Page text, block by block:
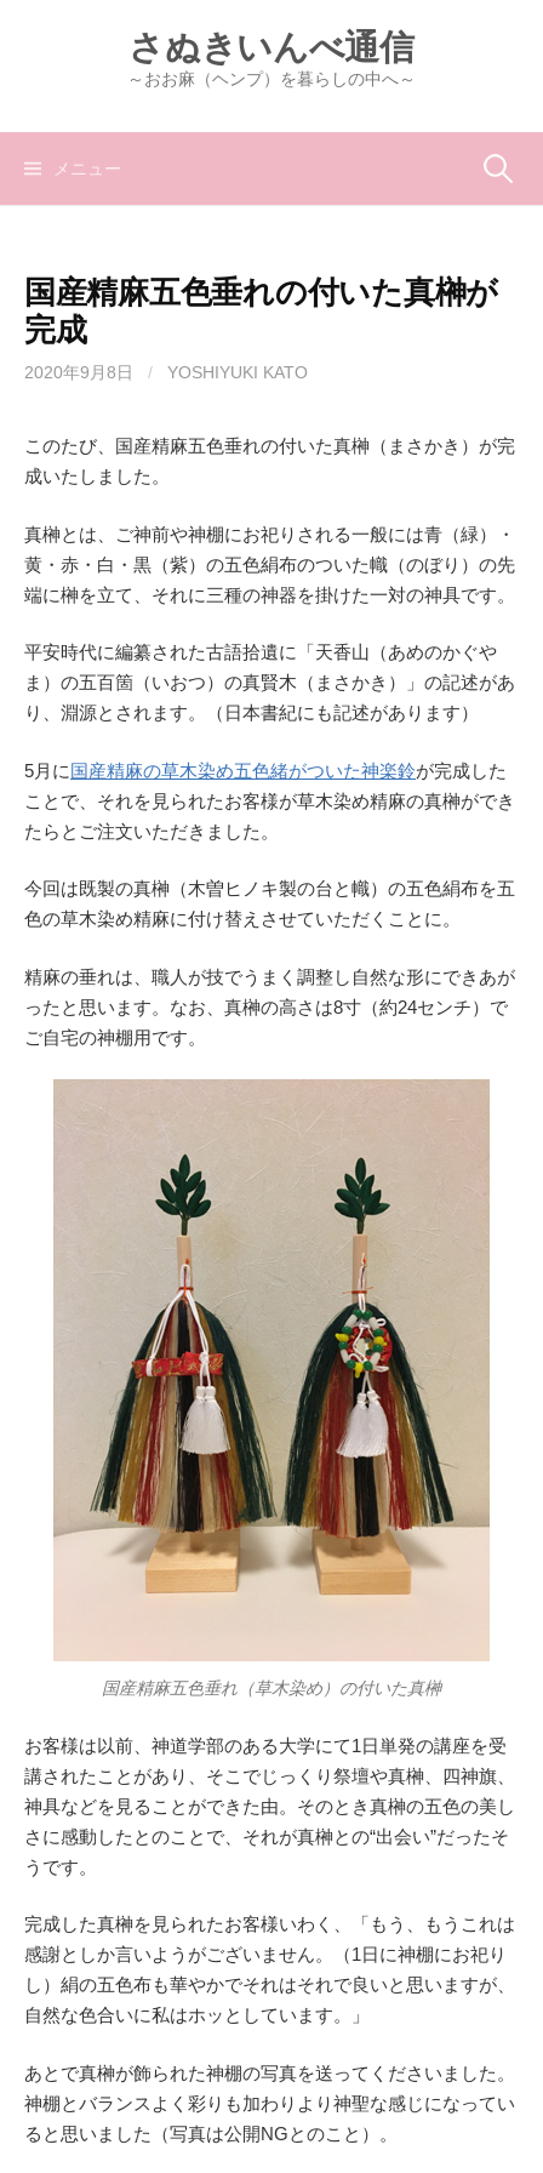
ツ
さぬきいんべ通信
～おお麻（ヘンプ）を暮らしの中へ～
メニュー 検
国産精麻五色垂れの付いた真榊が
完成
2020年9月8日 / YOSHIYUKI KATO
このたび、国産精麻五色垂れの付いた真榊（まさかき）が完
成いたしました。
真榊とは、ご神前や神棚にお祀りされる一般には青（緑）・
黄・赤・白・黒（紫）の五色絹布のついた幟（のぼり）の先
端に榊を立て、それに三種の神器を掛けた一対の神具です。
平安時代に編纂された古語拾遺に「天香山（あめのかぐや
ま）の五百箇（いおつ）の真賢木（まさかき）」の記述があ
り、淵源とされます。（日本書紀にも記述があります）
5月に国産精麻の草木染め五色緒がついた神楽鈴が完成した
ことで、それを見られたお客様が草木染め精麻の真榊ができ
たらとご注文いただきました。
今回は既製の真榊（木曽ヒノキ製の台と幟）の五色絹布を五
色の草木染め精麻に付け替えさせていただくことに。
精麻の垂れは、職人が技でうまく調整し自然な形にできあが
ったと思います。なお、真榊の高さは8寸（約24センチ）で
ご自宅の神棚用です。
国産精麻五色垂れ（草木染め）の付いた真榊
お客様は以前、神道学部のある大学にて1日単発の講座を受
講されたことがあり、そこでじっくり祭壇や真榊、四神旗、
神具などを見ることができた由。そのとき真榊の五色の美し
さに感動したとのことで、それが真榊との“出会い”だったそ
うです。
完成した真榊を見られたお客様いわく、「もう、もうこれは
感謝としか言いようがございません。（1日に神棚にお祀り
し）絹の五色布も華やかでそれはそれで良いと思いますが、
自然な色合いに私はホッとしています。」
あとで真榊が飾られた神棚の写真を送ってくださいました。
神棚とバランスよく彩りも加わりより神聖な感じになってい
ると思いました（写真は公開NGとのこと）。